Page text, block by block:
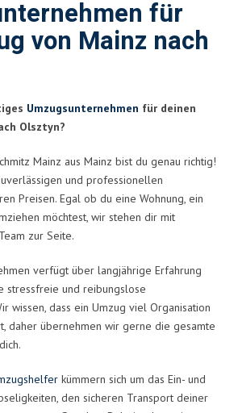
für
von Mainz nach
Umzugsunternehmen für deinen
Olsztyn?
Mainz aus Mainz bist du genau richtig!
und professionellen
Preisen. Egal ob du eine Wohnung, ein
möchtest, wir stehen dir mit
zur Seite.
verfügt über langjährige Erfahrung
stressfreie und reibungslose
wissen, dass ein Umzug viel Organisation
daher übernehmen wir gerne die gesamte
kümmern sich um das Ein- und
den sicheren Transport deiner